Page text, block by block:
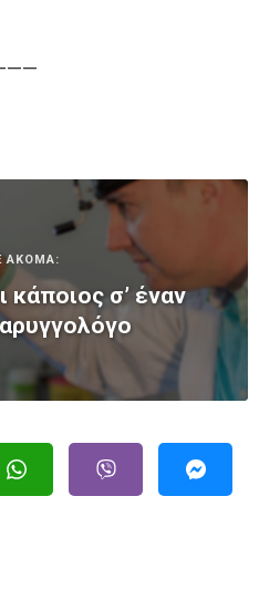
ΑΚΟΜΑ:
σ’ έναν